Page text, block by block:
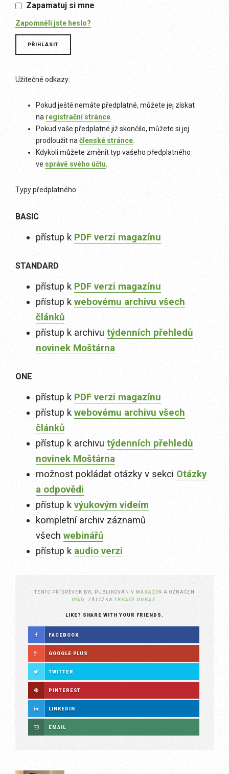
Zapamatuj si mne
Zapomněli jste heslo?
Užitečné odkazy:
Pokud ještě nemáte předplatné, můžete jej získat
na registrační stránce
Pokud vaše předplatné již skončilo, můžete si jej
prodloužit na členské stránce
Kdykoli můžete změnit typ vašeho předplatného
ve správě svého účtu
Typy předplatného:
BASIC
přístup k PDF verzi magazínu
STANDARD
přístup k PDF verzi magazínu
přístup k webovému archivu všech
článků
přístup k archivu týdenních přehledů
novinek Moštárna
ONE
přístup k PDF verzi magazínu
přístup k webovému archivu všech
článků
přístup k archivu týdenních přehledů
novinek Moštárna
možnost pokládat otázky v sekci Otázky
a odpovědi
přístup k výukovým videím
kompletní archiv záznamů
všech webinářů
přístup k audio verzi
TENTO PŘÍSPĚVEK BYL PUBLIKOVÁN V MAGAZÍN A OZNAČEN
IPAD
. ZÁLOŽKATRVALÝ ODKAZ
LIKE? SHARE WITH YOUR FRIENDS.
FACEBOOK
GOOGLE PLUS
TWITTER
PINTEREST
LINKEDIN
EMAIL